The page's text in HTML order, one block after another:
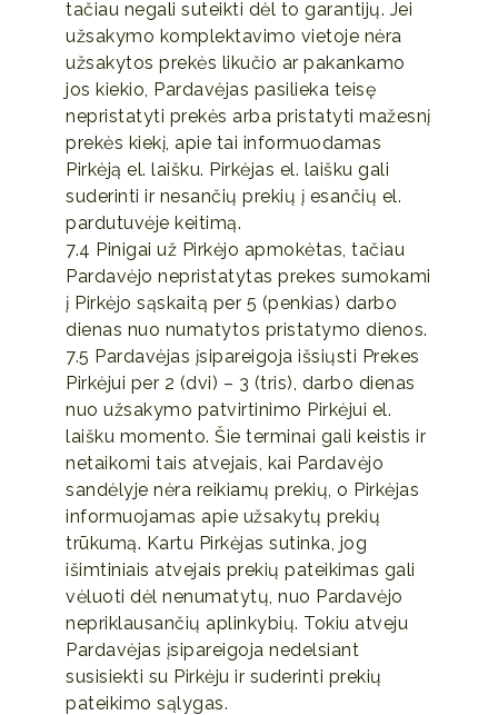
tačiau negali suteikti dėl to garantijų. Jei
užsakymo komplektavimo vietoje nėra
užsakytos prekės likučio ar pakankamo
jos kiekio, Pardavėjas pasilieka teisę
nepristatyti prekės arba pristatyti mažesnį
prekės kiekį, apie tai informuodamas
Pirkėją el. laišku. Pirkėjas el. laišku gali
suderinti ir nesančių prekių į esančių el.
pardutuvėje keitimą.
7.4 Pinigai už Pirkėjo apmokėtas, tačiau
Pardavėjo nepristatytas prekes sumokami
į Pirkėjo sąskaitą per 5 (penkias) darbo
dienas nuo numatytos pristatymo dienos.
7.5 Pardavėjas įsipareigoja išsiųsti Prekes
Pirkėjui per 2 (dvi) – 3 (tris), darbo dienas
nuo užsakymo patvirtinimo Pirkėjui el.
laišku momento. Šie terminai gali keistis ir
netaikomi tais atvejais, kai Pardavėjo
sandėlyje nėra reikiamų prekių, o Pirkėjas
informuojamas apie užsakytų prekių
trūkumą. Kartu Pirkėjas sutinka, jog
išimtiniais atvejais prekių pateikimas gali
vėluoti dėl nenumatytų, nuo Pardavėjo
nepriklausančių aplinkybių. Tokiu atveju
Pardavėjas įsipareigoja nedelsiant
susisiekti su Pirkėju ir suderinti prekių
pateikimo sąlygas.